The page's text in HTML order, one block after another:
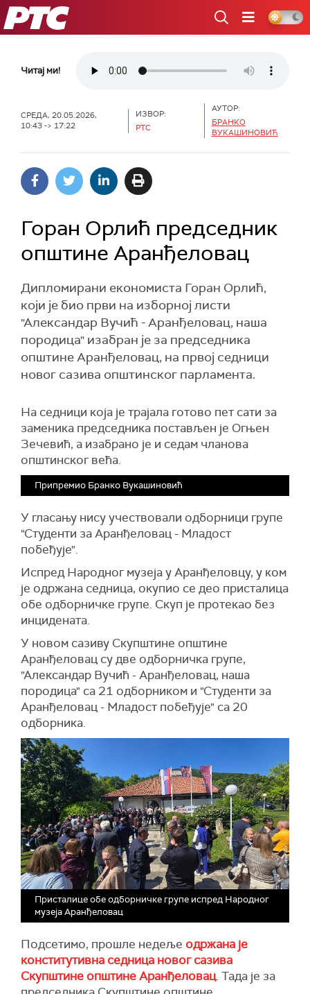
РТС
Читај ми!
СРЕДА, 20.05.2026,
10:43 -> 17:22
ИЗВОР:
РТС
АУТОР:
БРАНКО
ВУКАШИНОВИЋ
Горан Орлић председник
општине Аранђеловац
Дипломирани економиста Горан Орлић,
који је био први на изборној листи
"Александар Вучић - Аранђеловац, наша
породица" изабран је за председника
општине Аранђеловац, на првој седници
новог сазива општинског парламента.
На седници која је трајала готово пет сати за
заменика председника постављен је Огњен
Зечевић, а изабрано је и седам чланова
општинског већа.
Припремио Бранко Вукашиновић
У гласању нису учествовали одборници групе
"Студенти за Аранђеловац - Младост
побеђује".
Испред Народног музеја у Аранђеловцу, у ком
је одржана седница, окупио се део присталица
обе одборничке групе. Скуп је протекао без
инцидената.
У новом сазиву Скупштине општине
Аранђеловац су две одборничка групе,
"Александар Вучић - Аранђеловац, наша
породица" са 21 одборником и "Студенти за
Аранђеловац - Младост побеђује" са 20
одборника.
Присталице обе одборничке групе испред Народног
музеја Аранђеловац
Подсетимо, прошле недеље одржана је
конститутивна седница новог сазива
Скупштине општине Аранђеловац. Тада је за